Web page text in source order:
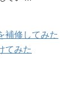
補修してみた
てみた